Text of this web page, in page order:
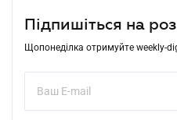
Підпишіться на
Щопонеділка отримуйте weekly-